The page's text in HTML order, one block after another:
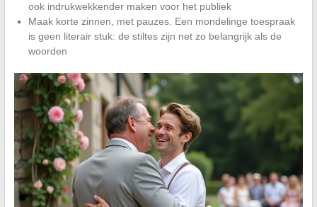
ook indrukwekkender maken voor het publiek
Maak korte zinnen, met pauzes. Een mondelinge toespraak
is geen literair stuk: de stiltes zijn net zo belangrijk als de
woorden